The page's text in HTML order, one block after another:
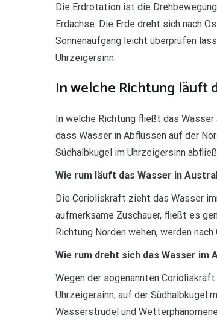
Die Erdrotation ist die
Erdachse. Die Erde dreht sich nach
Sonnenaufgang leicht überprüfen
Uhrzeigersinn.
In welche Richtung läuft
In welche Richtung fließt das
dass Wasser in Abflüssen auf der
Südhalbkugel im Uhrzeigersinn
Wie rum läuft das Wasser in
Die Corioliskraft zieht das Wasser
aufmerksame Zuschauer, fließt es
Richtung Norden wehen, werden
Wie rum dreht sich das Wasser im
Wegen der sogenannten
Uhrzeigersinn, auf der
Wasserstrudel und